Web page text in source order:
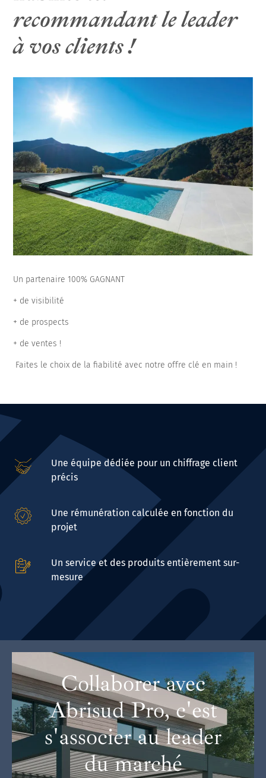
recommandant le leader
à vos clients !
Un partenaire 100% GAGNANT
+ de visibilité
+ de prospects
+ de ventes !
Faites le choix de la fiabilité avec notre offre clé en main !
Une équipe dédiée pour un chiffrage client
précis
Une rémunération calculée en fonction du
projet
Un service et des produits entièrement sur-
mesure
Collaborer avec
Abrisud Pro, c'est
s'associer au leader
du marché
Store Cefiro